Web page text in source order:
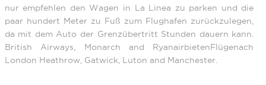
nur empfehlen den Wagen in La Linea zu parken und die
paar hundert Meter zu Fuß zum Flughafen zurückzulegen,
da mit dem Auto der Grenzübertritt Stunden dauern kann.
British Airways, Monarch and RyanairbietenFlügenach
London Heathrow, Gatwick, Luton and Manchester.